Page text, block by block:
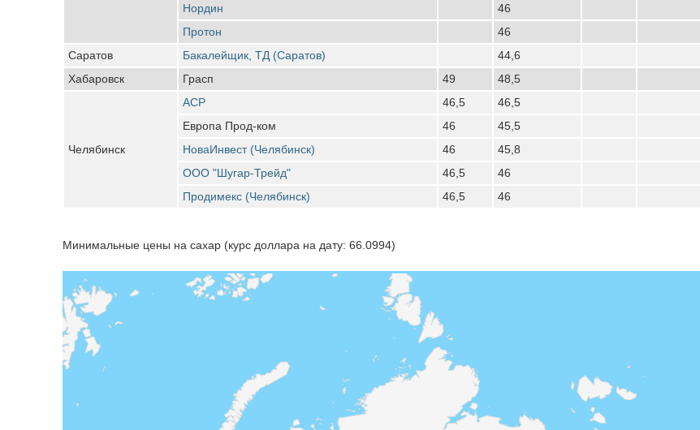
Нордин
46
Протон
46
Саратов
Бакалейщик, ТД (Саратов)
44,6
Хабаровск
Грасп 49 48,5
Челябинск
АСР 46,5
46,5
Европа Прод-ком
46
45,5
НоваИнвест (Челябинск)
46
45,8
ООО "Шугар-Трейд"
46,5
46
Продимекс (Челябинск)
46,5 46
Минимальные цены на сахар (курс доллара на дату: 66.0994)